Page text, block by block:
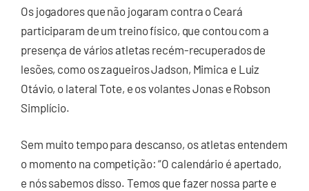
Os jogadores que não jogaram contra o Ceará
participaram de um treino físico, que contou com a
presença de vários atletas recém-recuperados de
lesões, como os zagueiros Jadson, Mimica e Luiz
Otávio, o lateral Tote, e os volantes Jonas e Robson
Simplício.
Sem muito tempo para descanso, os atletas entendem
o momento na competição: “O calendário é apertado,
e nós sabemos disso. Temos que fazer nossa parte e